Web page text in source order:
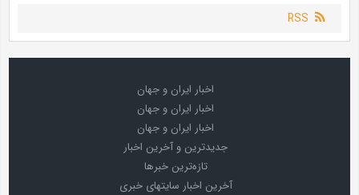
RSS
اخبار ایران و جهان
اخبار ایران و جهان
اخبار ایران و جهان
جدیدترین و آخرین اخبار
تازه‌ترین خبرها
آخرین اخبار سایتهای خبری